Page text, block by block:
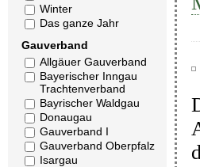
Winter
Das ganze Jahr
Gauverband
Allgäuer Gauverband
Bayerischer Inngau
Trachtenverband
Bayrischer Waldgau
Donaugau
Gauverband I
Gauverband Oberpfalz
Isargau